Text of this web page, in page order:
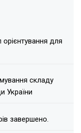
для
складу
України
завершено.